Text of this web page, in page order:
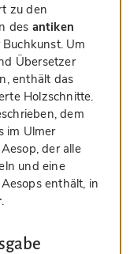
zu den
des antiken
Um
Übersetzer
enthält das
Holzschnitte.
dem
im Ulmer
der alle
und eine
enthält, in
.